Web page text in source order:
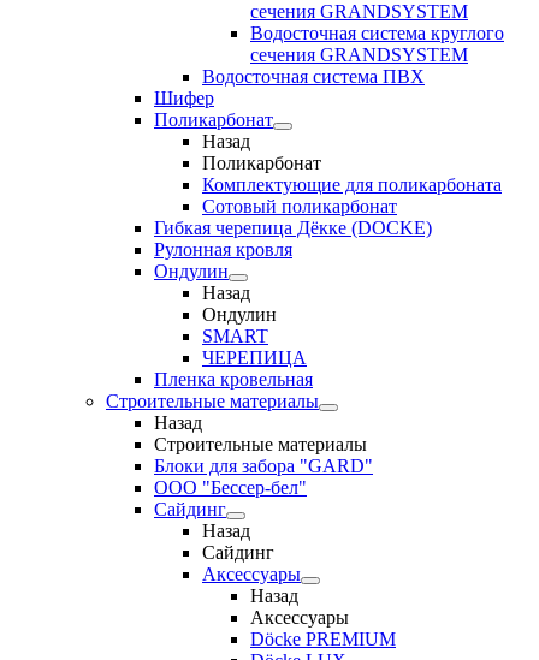
сечения GRANDSYSTEM
Водосточная система круглого
сечения GRANDSYSTEM
Водосточная система ПВХ
Шифер
Поликарбонат
Назад
Поликарбонат
Комплектующие для поликарбоната
Сотовый поликарбонат
Гибкая черепица Дёкке (DOCKE)
Рулонная кровля
Ондулин
Назад
Ондулин
SMART
ЧЕРЕПИЦА
Пленка кровельная
Строительные материалы
Назад
Строительные материалы
Блоки для забора "GARD"
ООО "Бессер-бел"
Сайдинг
Назад
Сайдинг
Аксессуары
Назад
Аксессуары
Döcke PREMIUM